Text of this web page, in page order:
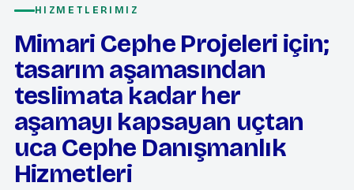
HIZMETLERIMIZ
Mimari Cephe Projeleri için;
tasarım aşamasından
teslimata kadar her
aşamayı kapsayan uçtan
uca Cephe Danışmanlık
Hizmetleri